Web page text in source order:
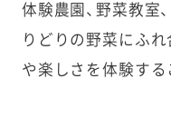
体験農園、野菜教室
りどりの野菜にふれ
や楽しさを体験する